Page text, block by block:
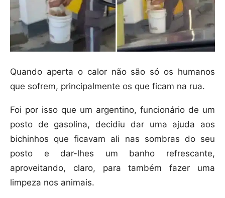
Quando aperta o calor não são só os humanos
que sofrem, principalmente os que ficam na rua.
Foi por isso que um argentino, funcionário de um
posto de gasolina, decidiu dar uma ajuda aos
bichinhos que ficavam ali nas sombras do seu
posto e dar-lhes um banho refrescante,
aproveitando, claro, para também fazer uma
limpeza nos animais.